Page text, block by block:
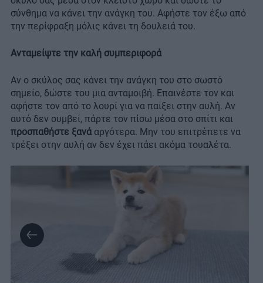
σύνθημα να κάνει την ανάγκη του. Αφήστε τον έξω από
την περίφραξη μόλις κάνει τη δουλειά του.
Ανταμείψτε την καλή συμπεριφορά
Αν ο σκύλος σας κάνει την ανάγκη του στο σωστό
σημείο, δώστε του μια ανταμοιβή. Επαινέστε τον και
αφήστε τον από το λουρί για να παίξει στην αυλή. Αν
αυτό δεν συμβεί, πάρτε τον πίσω μέσα στο σπίτι και
προσπαθήστε ξανά αργότερα. Μην του επιτρέπετε να
τρέξει στην αυλή αν δεν έχει πάει ακόμα τουαλέτα.